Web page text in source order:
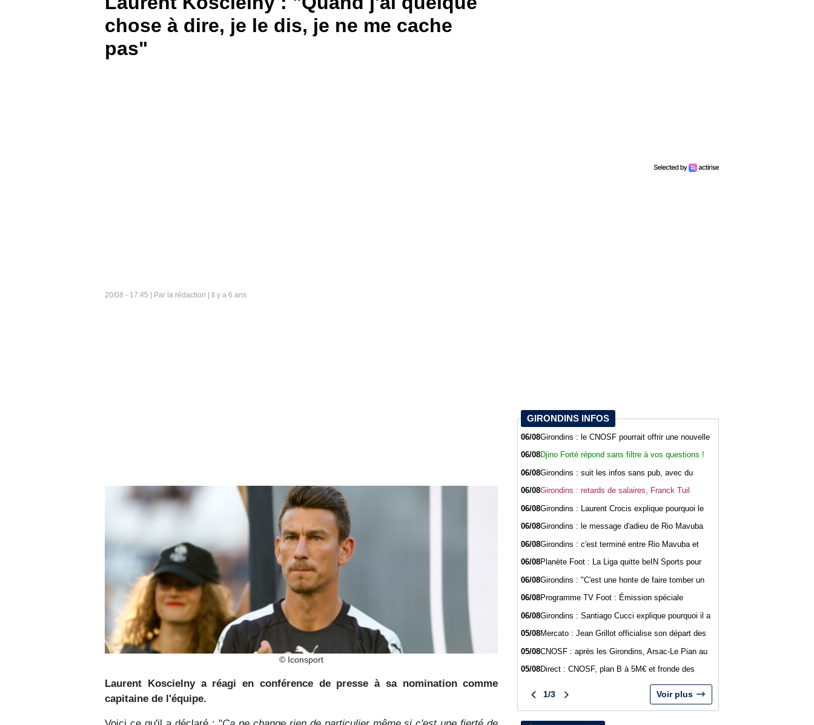
chose à dire, je le dis, je ne me cache
pas"
20/08 - 17:45 | Par la rédaction | Il y a 6 ans
© Iconsport
Laurent Koscielny a réagi en conférence de presse à sa nomination comme
capitaine de l'équipe.
GIRONDINS INFOS
06/08Girondins : le CNOSF pourrait offrir une nouvelle
06/08Djino Forté répond sans filtre à vos questions !
06/08Girondins : suit les infos sans pub, avec du
06/08Girondins : retards de salaires, Franck Tuil
06/08Girondins : Laurent Crocis explique pourquoi le
06/08Girondins : le message d'adieu de Rio Mavuba
06/08Girondins : c'est terminé entre Rio Mavuba et
06/08Planète Foot : La Liga quitte beIN Sports pour
06/08Girondins : "C'est une honte de faire tomber un
club comme Bordeaux", Jean-Marc Ferreri
dénonce la gestion du club
06/08Programme TV Foot : Émission spéciale
06/08Girondins : Santiago Cucci explique pourquoi il a
05/08Mercato : Jean Grillot officialise son départ des
05/08CNOSF : après les Girondins, Arsac-Le Pian au
05/08Direct : CNOSF, plan B à 5M€ et fronde des
1/3 Voir plus